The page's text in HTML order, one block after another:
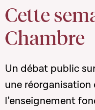
Cette
Chambre
Un débat public
une réorganisation
l’enseignement